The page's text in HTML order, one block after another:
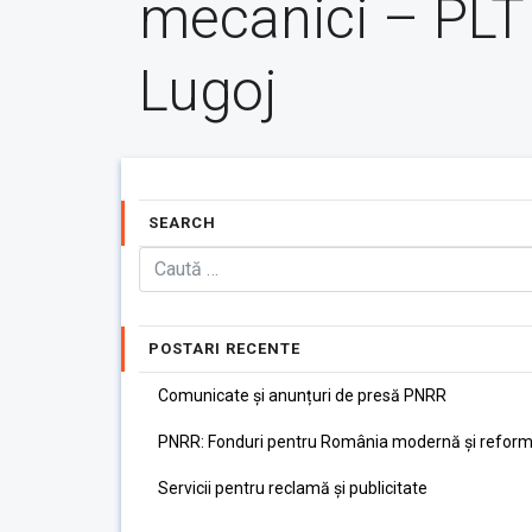
mecanici – PLT
Lugoj
SEARCH
POSTARI RECENTE
Comunicate și anunțuri de presă PNRR
PNRR: Fonduri pentru România modernă și
Servicii pentru reclamă și publicitate